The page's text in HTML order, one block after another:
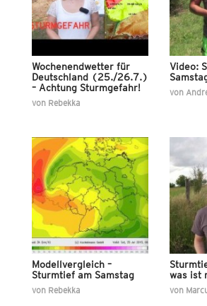
Wochenendwetter für
Deutschland (25./26.7.)
– Achtung Sturmgefahr!
von Rebekka
Video:
von
Modellvergleich –
Sturmtief am Samstag
von Rebekka
was ist
von